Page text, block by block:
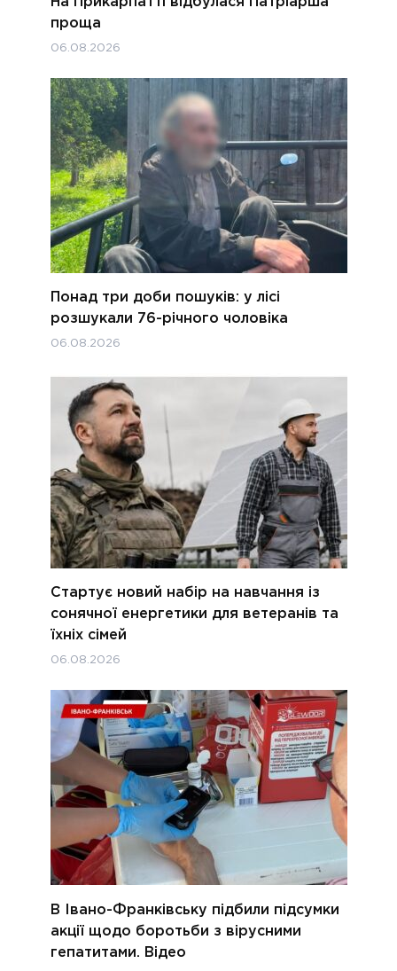
проща
06.08.2026
Понад три доби пошуків: у лісі
розшукали 76-річного чоловіка
06.08.2026
Стартує новий набір на навчання із
сонячної енергетики для ветеранів та
їхніх сімей
06.08.2026
В Івано-Франківську підбили підсумки
акції щодо боротьби з вірусними
гепатитами. Відео